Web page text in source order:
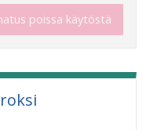
poissa käytöstä